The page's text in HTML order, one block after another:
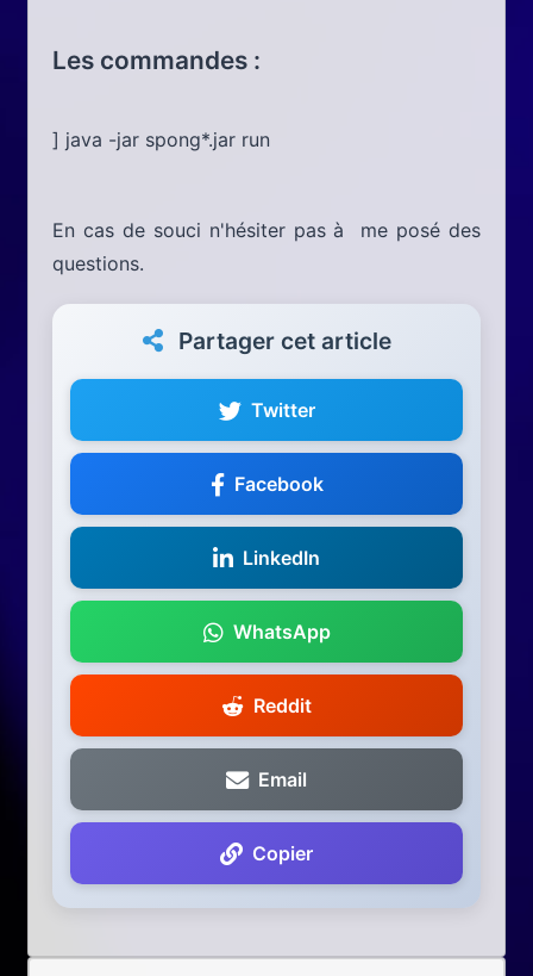
Les commandes :
] java -jar spong*.jar run
En cas de souci n'hésiter pas à me posé des
questions.
Partager cet article
Twitter
Facebook
LinkedIn
WhatsApp
Reddit
Email
Copier